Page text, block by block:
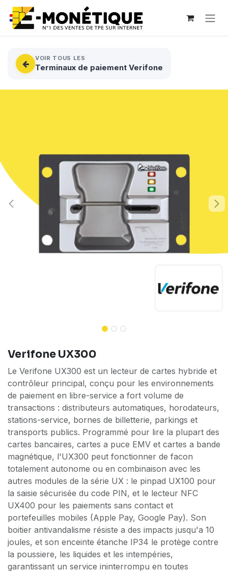
Se rendre au contenu
VOIR TOUS LES
Terminaux de paiement Verifone
Verifone UX300
Le Verifone UX300 est un lecteur de cartes hybride et
contrôleur principal, conçu pour les environnements
de paiement en libre-service a fort volume de
transactions : distributeurs automatiques, horodateurs,
stations-service, bornes de billetterie, parkings et
transports publics. Programmé pour lire la plupart des
cartes bancaires, cartes a puce EMV et cartes a bande
magnétique, l'UX300 peut fonctionner de facon
totalement autonome ou en combinaison avec les
autres modules de la série UX : le pinpad UX100 pour
la saisie sécurisée du code PIN, et le lecteur NFC
UX400 pour les paiements sans contact et
portefeuilles mobiles (Apple Pay, Google Pay). Son
boitier antivandalisme résiste a des impacts jusqu'a 10
joules, et son enceinte étanche IP34 le protège contre
la poussiere, les liquides et les intempéries,
garantissant un service ininterrompu en toutes